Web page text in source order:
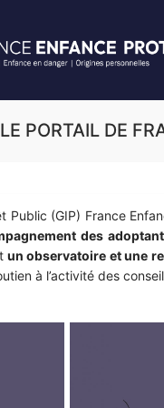
PORTAIL DE
Public (GIP) France
des
un observatoire et une
à l’activité des